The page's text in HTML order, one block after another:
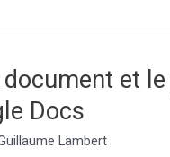
document et
Docs
Lambert